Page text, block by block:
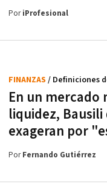
PoriProfesional
En un
liquidez,
exageran por
FINANZAS / Definiciones
PorFernando Gutiérrez